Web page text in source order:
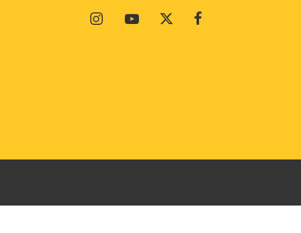
Facebook
Twitter
Youtube
Instagram